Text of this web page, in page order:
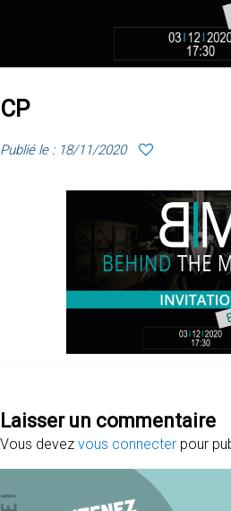
CP
Publié le : 18/11/2020
Laisser un commentaire
Vous devez vous connecter pour